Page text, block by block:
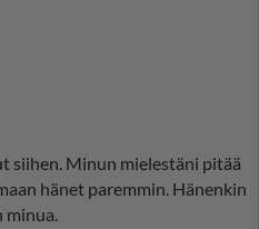
siihen. Minun mielestäni pitää
hänet paremmin. Hänenkin